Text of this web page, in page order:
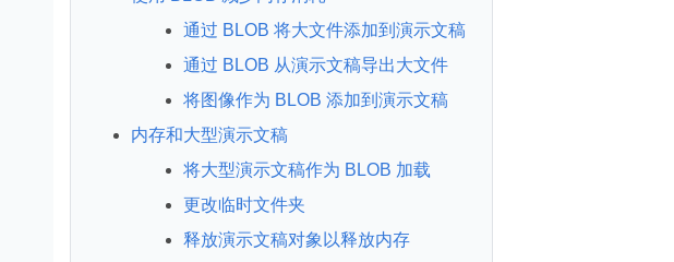
通过 BLOB 将大文件添加到演示文稿
通过 BLOB 从演示文稿导出大文件
将图像作为 BLOB 添加到演示文稿
内存和大型演示文稿
将大型演示文稿作为 BLOB 加载
更改临时文件夹
释放演示文稿对象以释放内存